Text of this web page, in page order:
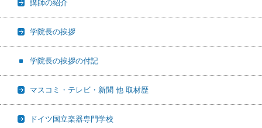
講師の紹介
学院長の挨拶
学院長の挨拶の付記
マスコミ・テレビ・新聞 他 取材歴
ドイツ国立楽器専門学校